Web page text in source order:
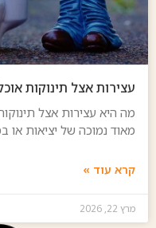
עצירות אצל תינוקות
מה היא עצירות אצל
מאוד נמוכה של יציאות או
קרא עוד »
מרץ 22, 2026